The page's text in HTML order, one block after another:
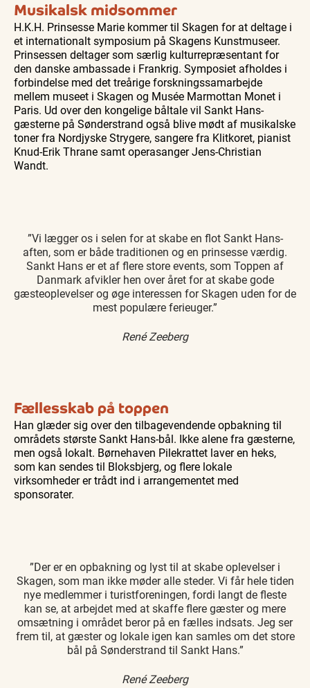
Musikalsk midsommer
H.K.H. Prinsesse Marie kommer til Skagen for at deltage i
et internationalt symposium på Skagens Kunstmuseer.
Prinsessen deltager som særlig kulturrepræsentant for
den danske ambassade i Frankrig. Symposiet afholdes i
forbindelse med det treårige forskningssamarbejde
mellem museet i Skagen og Musée Marmottan Monet i
Paris. Ud over den kongelige båltale vil Sankt Hans-
gæsterne på Sønderstrand også blive mødt af musikalske
toner fra Nordjyske Strygere, sangere fra Klitkoret, pianist
Knud-Erik Thrane samt operasanger Jens-Christian
Wandt.
”Vi lægger os i selen for at skabe en flot Sankt Hans-
aften, som er både traditionen og en prinsesse værdig.
Sankt Hans er et af flere store events, som Toppen af
Danmark afvikler hen over året for at skabe gode
gæsteoplevelser og øge interessen for Skagen uden for de
mest populære ferieuger.”
René Zeeberg
Fællesskab på toppen
Han glæder sig over den tilbagevendende opbakning til
områdets største Sankt Hans-bål. Ikke alene fra gæsterne,
men også lokalt. Børnehaven Pilekrattet laver en heks,
som kan sendes til Bloksbjerg, og flere lokale
virksomheder er trådt ind i arrangementet med
sponsorater.
”Der er en opbakning og lyst til at skabe oplevelser i
Skagen, som man ikke møder alle steder. Vi får hele tiden
nye medlemmer i turistforeningen, fordi langt de fleste
kan se, at arbejdet med at skaffe flere gæster og mere
omsætning i området beror på en fælles indsats. Jeg ser
frem til, at gæster og lokale igen kan samles om det store
bål på Sønderstrand til Sankt Hans.”
René Zeeberg